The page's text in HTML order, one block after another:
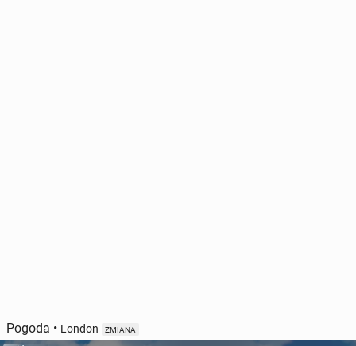
Pogoda • London ZMIANA